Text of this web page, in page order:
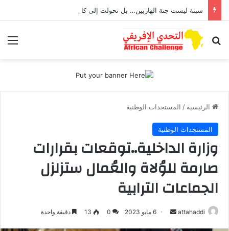
بحث عن
الرئيسية / المستجدات الوطنية
المستجدات الوطنية
وزارة الداخلية..توقعات بقرارات
صارمة للوُلاة والعُمال ستزلزل
الجماعات الترابية
attahaddi
أرسل 6 مايو 2023 0
13 دقيقة واحدة